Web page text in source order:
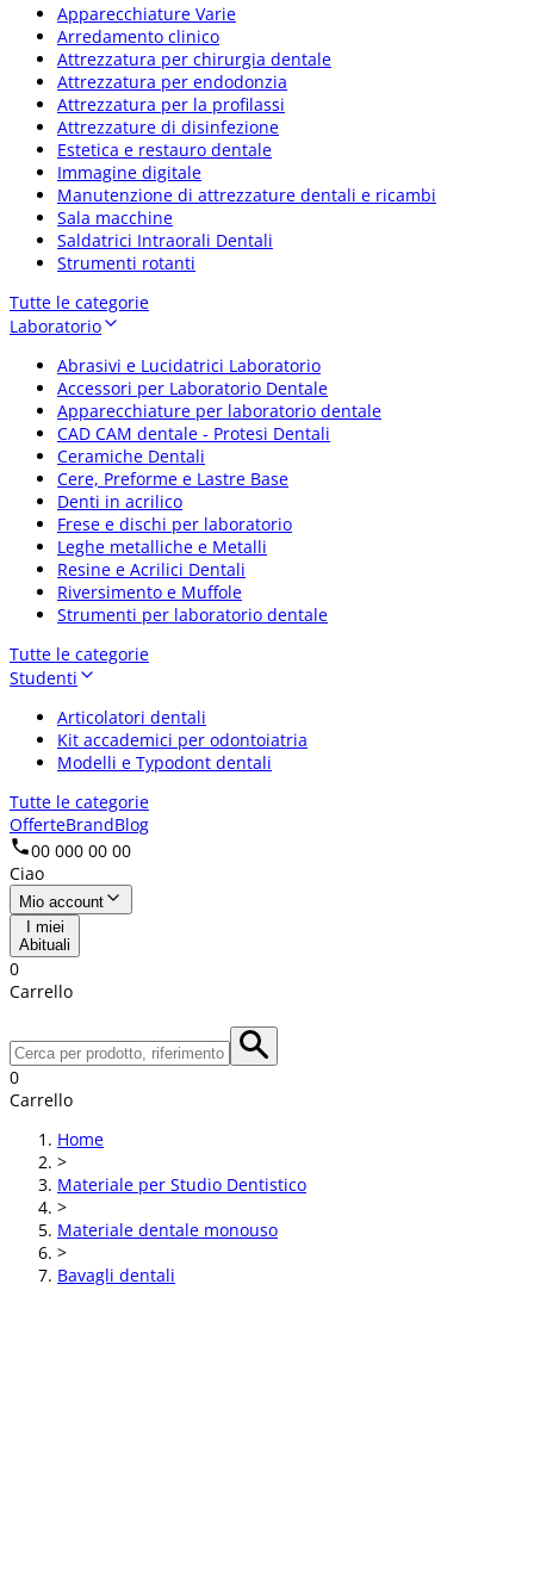
Apparecchiature Varie
Arredamento clinico
Attrezzatura per chirurgia dentale
Attrezzatura per endodonzia
Attrezzatura per la profilassi
Attrezzature di disinfezione
Estetica e restauro dentale
Immagine digitale
Manutenzione di attrezzature dentali e ricambi
Sala macchine
Saldatrici Intraorali Dentali
Strumenti rotanti
Tutte le categorie
Laboratorio
Abrasivi e Lucidatrici Laboratorio
Accessori per Laboratorio Dentale
Apparecchiature per laboratorio dentale
CAD CAM dentale - Protesi Dentali
Ceramiche Dentali
Cere, Preforme e Lastre Base
Denti in acrilico
Frese e dischi per laboratorio
Leghe metalliche e Metalli
Resine e Acrilici Dentali
Riversimento e Muffole
Strumenti per laboratorio dentale
Tutte le categorie
Studenti
Articolatori dentali
Kit accademici per odontoiatria
Modelli e Typodont dentali
Tutte le categorie
OfferteBrandBlog
00 000 00 00
Ciao
Mio account
I miei
Abituali
0
Carrello
0
Carrello
Home
>
Materiale per Studio Dentistico
>
Materiale dentale monouso
>
Bavagli dentali